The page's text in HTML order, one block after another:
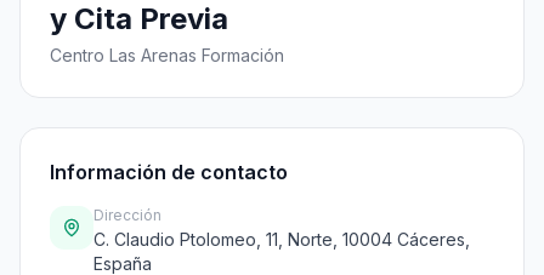
y Cita Previa
Centro Las Arenas Formación
Información de contacto
Dirección
C. Claudio Ptolomeo, 11, Norte, 10004 Cáceres,
España